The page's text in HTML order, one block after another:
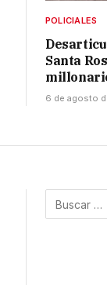
POLICIALES
Santa
6 de agosto